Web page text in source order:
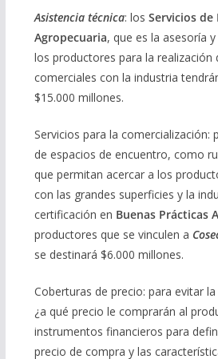
Asistencia técnica: los Servicios de
Agropecuaria, que es la asesoría
los productores para la realización
comerciales con la industria
$15.000 millones.
Servicios para la comercialización:
de espacios de encuentro, como
que permitan acercar a los
con las grandes superficies y la
certificación en Buenas Prácticas
productores que se vinculen a
se destinará $6.000 millones.
Coberturas de precio: para evitar
¿a qué precio le comprarán al
instrumentos financieros para
precio de compra y las